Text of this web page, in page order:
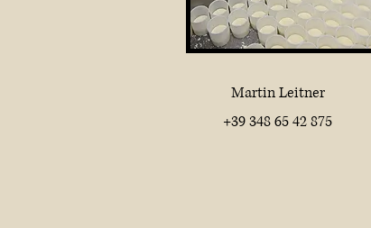
Martin Leitner
+39 348 65 42 875